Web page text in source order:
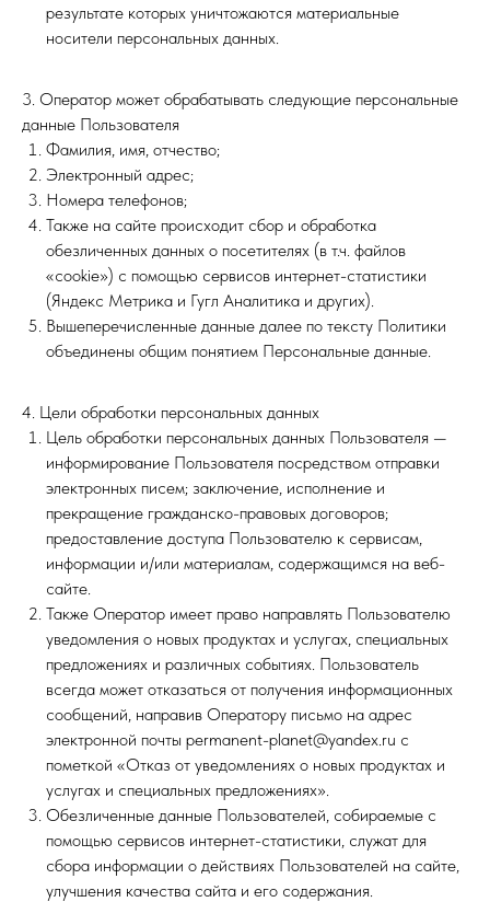
результате которых уничтожаются материальные
носители персональных данных.
3. Оператор может обрабатывать следующие персональные
данные Пользователя
Фамилия, имя, отчество;
Электронный адрес;
Номера телефонов;
Также на сайте происходит сбор и обработка
обезличенных данных о посетителях (в т.ч. файлов
«cookie») с помощью сервисов интернет-статистики
(Яндекс Метрика и Гугл Аналитика и других).
Вышеперечисленные данные далее по тексту Политики
объединены общим понятием Персональные данные.
4. Цели обработки персональных данных
Цель обработки персональных данных Пользователя —
информирование Пользователя посредством отправки
электронных писем; заключение, исполнение и
прекращение гражданско-правовых договоров;
предоставление доступа Пользователю к сервисам,
информации и/или материалам, содержащимся на веб-
сайте.
Также Оператор имеет право направлять Пользователю
уведомления о новых продуктах и услугах, специальных
предложениях и различных событиях. Пользователь
всегда может отказаться от получения информационных
сообщений, направив Оператору письмо на адрес
электронной почты permanent-planet@yandex.ru с
пометкой «Отказ от уведомлениях о новых продуктах и
услугах и специальных предложениях».
Обезличенные данные Пользователей, собираемые с
помощью сервисов интернет-статистики, служат для
сбора информации о действиях Пользователей на сайте,
улучшения качества сайта и его содержания.